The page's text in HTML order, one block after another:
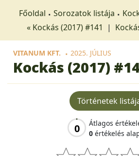
Főoldal Sorozatok listája
« Kockás (2017) #141
|
VITANUM KFT. 2025. JÚLIUS
Kockás (2017)
Történetek
0 Átlagos
0 értékelés